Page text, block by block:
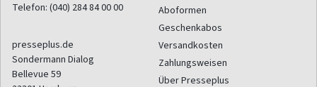
Telefon: (040) 284 84 00 00
presseplus.de
Sondermann Dialog
Bellevue 59
Aboformen
Geschenkabos
Versandkosten
Zahlungsweisen
Über Presseplus